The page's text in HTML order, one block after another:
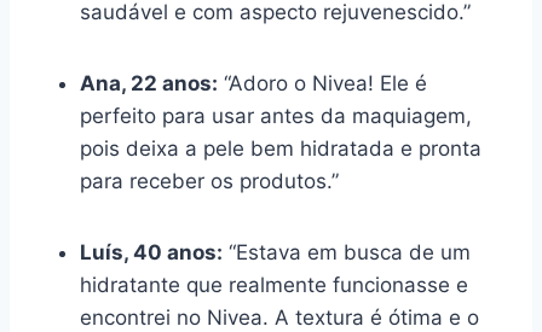
saudável e com aspecto rejuvenescido.”
Ana, 22 anos: “Adoro o Nivea! Ele é
perfeito para usar antes da maquiagem,
pois deixa a pele bem hidratada e pronta
para receber os produtos.”
Luís, 40 anos: “Estava em busca de um
hidratante que realmente funcionasse e
encontrei no Nivea. A textura é ótima e o